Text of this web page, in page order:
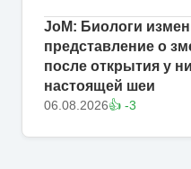
JoM: Биологи
представление о
после открытия у
настоящей шеи
06.08.2026👍 -3